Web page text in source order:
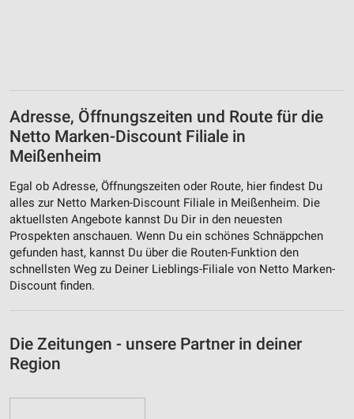
Adresse, Öffnungszeiten und Route für die
Netto Marken-Discount Filiale in
Meißenheim
Egal ob Adresse, Öffnungszeiten oder Route, hier findest Du
alles zur Netto Marken-Discount Filiale in Meißenheim. Die
aktuellsten Angebote kannst Du Dir in den neuesten
Prospekten anschauen. Wenn Du ein schönes Schnäppchen
gefunden hast, kannst Du über die Routen-Funktion den
schnellsten Weg zu Deiner Lieblings-Filiale von Netto Marken-
Discount finden.
Die Zeitungen - unsere Partner in deiner
Region